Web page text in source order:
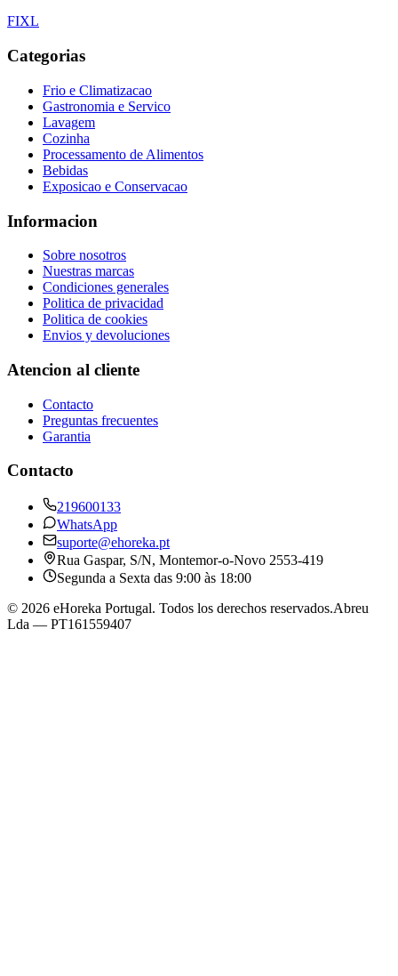
FIXL
Categorias
Frio e Climatizacao
Gastronomia e Servico
Lavagem
Cozinha
Processamento de Alimentos
Bebidas
Exposicao e Conservacao
Informacion
Sobre nosotros
Nuestras marcas
Condiciones generales
Politica de privacidad
Politica de cookies
Envios y devoluciones
Atencion al cliente
Contacto
Preguntas frecuentes
Garantia
Contacto
219600133
WhatsApp
suporte@ehoreka.pt
Rua Gaspar, S/N, Montemor-o-Novo 2553-419
Segunda a Sexta das 9:00 às 18:00
© 2026 eHoreka Portugal. Todos los derechos reservados.Abreu
Lda — PT161559407